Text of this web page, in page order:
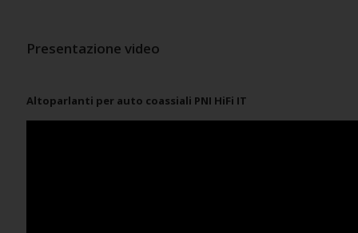
Presentazione video
Altoparlanti per auto coassiali PNI HiFi IT